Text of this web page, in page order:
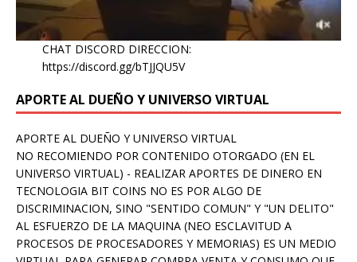
CHAT DISCORD DIRECCION:
https://discord.gg/bTJJQU5V
APORTE AL DUEÑO Y UNIVERSO VIRTUAL
APORTE AL DUEÑO Y UNIVERSO VIRTUAL
NO RECOMIENDO POR CONTENIDO OTORGADO (EN EL
UNIVERSO VIRTUAL) - REALIZAR APORTES DE DINERO EN
TECNOLOGIA BIT COINS NO ES POR ALGO DE
DISCRIMINACION, SINO "SENTIDO COMUN" Y "UN DELITO"
AL ESFUERZO DE LA MAQUINA (NEO ESCLAVITUD A
PROCESOS DE PROCESADORES Y MEMORIAS) ES UN MEDIO